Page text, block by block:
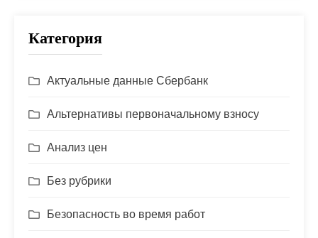
Категория
Актуальные данные Сбербанк
Альтернативы первоначальному взносу
Анализ цен
Без рубрики
Безопасность во время работ